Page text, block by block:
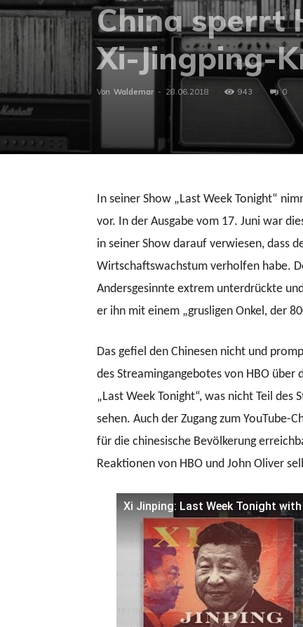
China sperrt
Xi-Jingping-
Von Waldemar - 28.06.2018 943 0
In seiner Show „Last Week Tonight“
vor. In der Ausgabe vom 17. Juni war
in seiner Show darauf verwiesen, dass
Wirtschaftswachstum verholfen habe.
Andersgesinnte extrem unterdrückte
er ihn mit einem „grusligen Onkel, der
Das gefiel den Chinesen nicht und
des Streamingangebotes von HBO
„Last Week Tonight“, was nicht Teil
sehen. Auch der Zugang zum YouTube-
für die chinesische Bevölkerung
Reaktionen von HBO und John Oliver
Xi Jinping: Last Week Tonight with